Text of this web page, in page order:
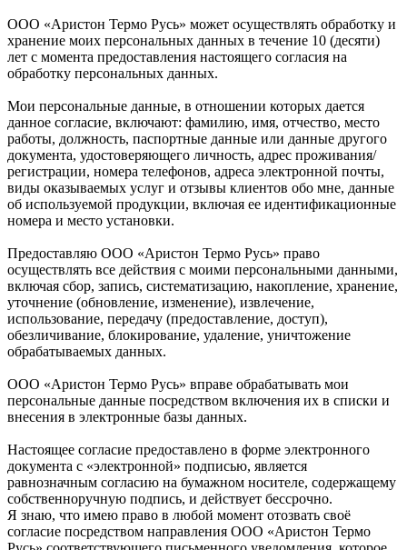
ООО «Аристон Термо Русь» может осуществлять обработку и
хранение моих персональных данных в течение 10 (десяти)
лет с момента предоставления настоящего согласия на
обработку персональных данных.
Мои персональные данные, в отношении которых дается
данное согласие, включают: фамилию, имя, отчество, место
работы, должность, паспортные данные или данные другого
документа, удостоверяющего личность, адрес проживания/
регистрации, номера телефонов, адреса электронной почты,
виды оказываемых услуг и отзывы клиентов обо мне, данные
об используемой продукции, включая ее идентификационные
номера и место установки.
Предоставляю ООО «Аристон Термо Русь» право
осуществлять все действия с моими персональными данными,
включая сбор, запись, систематизацию, накопление, хранение,
уточнение (обновление, изменение), извлечение,
использование, передачу (предоставление, доступ),
обезличивание, блокирование, удаление, уничтожение
обрабатываемых данных.
ООО «Аристон Термо Русь» вправе обрабатывать мои
персональные данные посредством включения их в списки и
внесения в электронные базы данных.
Настоящее согласие предоставлено в форме электронного
документа с «электронной» подписью, является
равнозначным согласию на бумажном носителе, содержащему
собственноручную подпись, и действует бессрочно.
Я знаю, что имею право в любой момент отозвать своё
согласие посредством направления ООО «Аристон Термо